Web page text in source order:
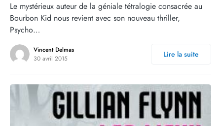
Le mystérieux auteur de la géniale tétralogie consacrée au
Bourbon Kid nous revient avec son nouveau thriller,
Psycho…
Vincent Delmas
30 avril 2015
Lire la suite